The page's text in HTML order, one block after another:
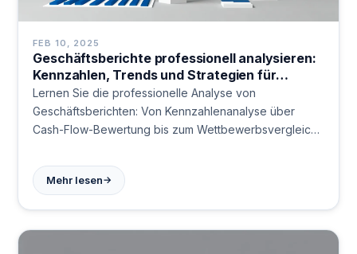
FEB 10, 2025
Geschäftsberichte professionell analysieren:
Kennzahlen, Trends und Strategien für
Finanzexperten
Lernen Sie die professionelle Analyse von
Geschäftsberichten: Von Kennzahlenanalyse über
Cash-Flow-Bewertung bis zum Wettbewerbsvergleich.
Finanzentscheidungen. Jetzt lesen!
Mehr lesen→